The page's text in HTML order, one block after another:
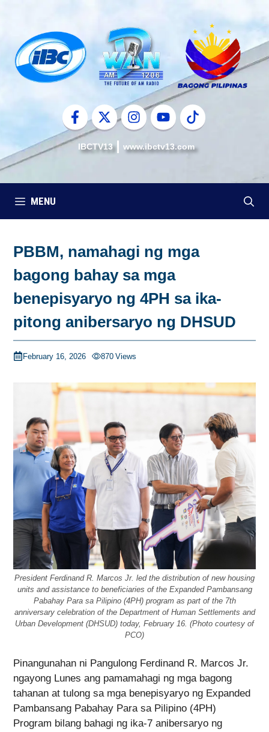
content
IBCTV13 www.ibctv13.com
MENU
PBBM, namahagi ng mga
bagong bahay sa mga
benepisyaryo ng 4PH sa ika-
pitong anibersaryo ng DHSUD
February 16, 2026 870 Views
President Ferdinand R. Marcos Jr. led the distribution of new housing
units and assistance to beneficiaries of the Expanded Pambansang
Pabahay Para sa Pilipino (4PH) program as part of the 7th
anniversary celebration of the Department of Human Settlements and
Urban Development (DHSUD) today, February 16. (Photo courtesy of
PCO)
Pinangunahan ni Pangulong Ferdinand R. Marcos Jr.
ngayong Lunes ang pamamahagi ng mga bagong
tahanan at tulong sa mga benepisyaryo ng Expanded
Pambansang Pabahay Para sa Pilipino (4PH)
Program bilang bahagi ng ika-7 anibersaryo ng